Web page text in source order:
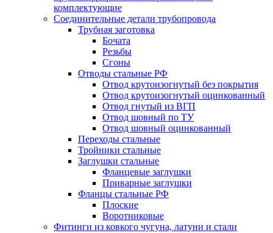
комплектующие
Соединительные детали трубопровода
Трубная заготовка
Бочата
Резьбы
Сгоны
Отводы стальные РФ
Отвод крутоизогнутый без покрытия
Отвод крутоизогнутый оцинкованный
Отвод гнутый из ВГП
Отвод шовный по ТУ
Отвод шовный оцинкованный
Переходы стальные
Тройники стальные
Заглушки стальные
Фланцевые заглушки
Приварные заглушки
Фланцы стальные РФ
Плоские
Воротниковые
Фитинги из ковкого чугуна, латуни и стали